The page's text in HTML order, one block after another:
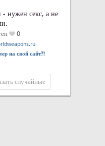
- нужен секс, а не
0
на свой сайт?!
случайные